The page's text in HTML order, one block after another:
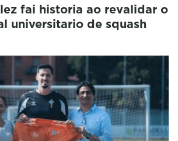
fai historia ao revalidar o
universitario de squash